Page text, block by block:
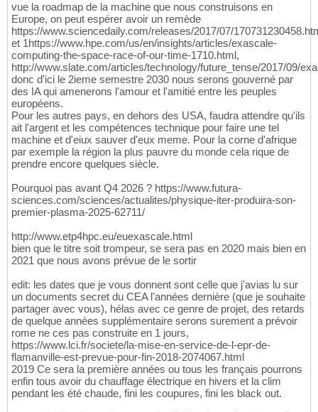
vue la roadmap de la machine que nous construisons en
Europe, on peut espérer avoir un remède
https://www.sciencedaily.com/releases/2017/07/
et 1https://www.hpe.com/us/en/insights/articles/exascale-
computing-the-space-race-of-our-time-1710.html,
http://www.slate.com/articles/technology/future_tense/2017/09/
donc d'ici le 2ieme semestre 2030 nous serons gouverné par
des IA qui amenerons l'amour et l'amitié entre les peuples
européens.
Pour les autres pays, en dehors des USA, faudra attendre qu'ils
ait l'argent et les compétences technique pour faire une tel
machine et d'eiux sauver d'eux meme. Pour la corne d'afrique
par exemple la région la plus pauvre du monde cela rique de
prendre encore quelques siècle.
Pourquoi pas avant Q4 2026 ? https://www.futura-
sciences.com/sciences/actualites/physique-iter-produira-son-
premier-plasma-2025-62711/
http://www.etp4hpc.eu/euexascale.html
bien que le titre soit trompeur, se sera pas en 2020 mais bien en
2021 que nous avons prévue de le sortir
edit: les dates que je vous donnent sont celle que j'avias lu sur
un documents secret du CEA l'années dernière (que je souhaite
partager avec vous), hélas avec ce genre de projet, des retards
de quelque années supplémentaire serons surement a prévoir
rome ne ces pas construite en 1 jours,
https://www.lci.fr/societe/la-mise-en-service-de-l-epr-de-
flamanville-est-prevue-pour-fin-2018-2074067.html
2019 Ce sera la première années ou tous les français pourrons
enfin tous avoir du chauffage électrique en hivers et la clim
pendant les été chaude, fini les coupures, fini les black out.